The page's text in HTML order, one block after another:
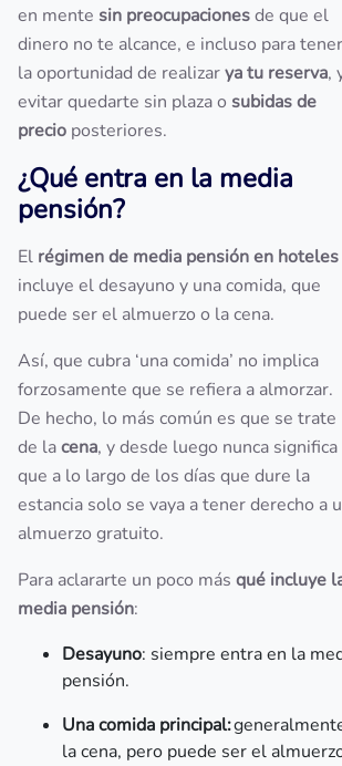
en mente sin preocupacionesde que el
dinero no te alcance, e incluso para tener
la oportunidad de realizarya tu reserva,
evitar quedarte sin plaza o subidas de
precio posteriores.
¿Qué entra en la media
pensión?
El régimen de media pensión en hoteles
incluye el desayuno y una comida, que
puede ser el almuerzo o la cena.
Así, que cubra ‘una comida’ no implica
forzosamente que se refiera a almorzar.
De hecho, lo más común es que se trate
de lacena, y desde luego nunca significa
que a lo largo de los días que dure la
estancia solo se vaya a tener derecho a
almuerzo gratuito.
Para aclararte un poco más qué incluye
media pensión:
Desayuno: siempre entra en la
pensión.
Una comida principal:
la cena, pero puede ser el